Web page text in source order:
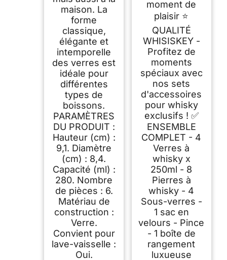
maison. La
forme
classique,
élégante et
intemporelle
des verres est
idéale pour
différentes
types de
boissons.
PARAMÈTRES
DU PRODUIT :
Hauteur (cm) :
9,1. Diamètre
(cm) : 8,4.
Capacité (ml) :
280. Nombre
de pièces : 6.
Matériau de
construction :
Verre.
Convient pour
lave-vaisselle :
Oui.
moment de
plaisir ⭐
QUALITÉ
WHISISKEY -
Profitez de
moments
spéciaux avec
nos sets
d'accessoires
pour whisky
exclusifs ! ✅
ENSEMBLE
COMPLET - 4
Verres à
whisky x
250ml - 8
Pierres à
whisky - 4
Sous-verres -
1 sac en
velours - Pince
- 1 boîte de
rangement
luxueuse